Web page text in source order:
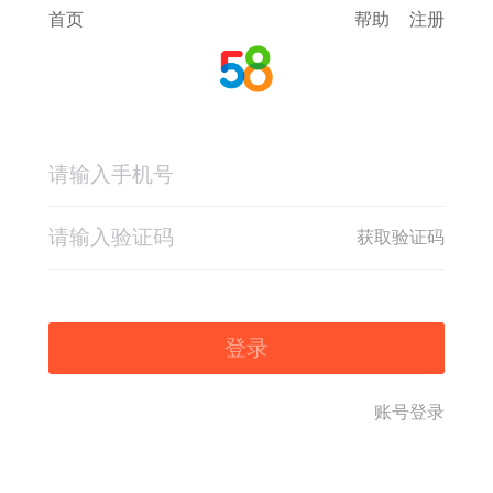
首页 帮助 注册
获取验证码
登录
账号登录